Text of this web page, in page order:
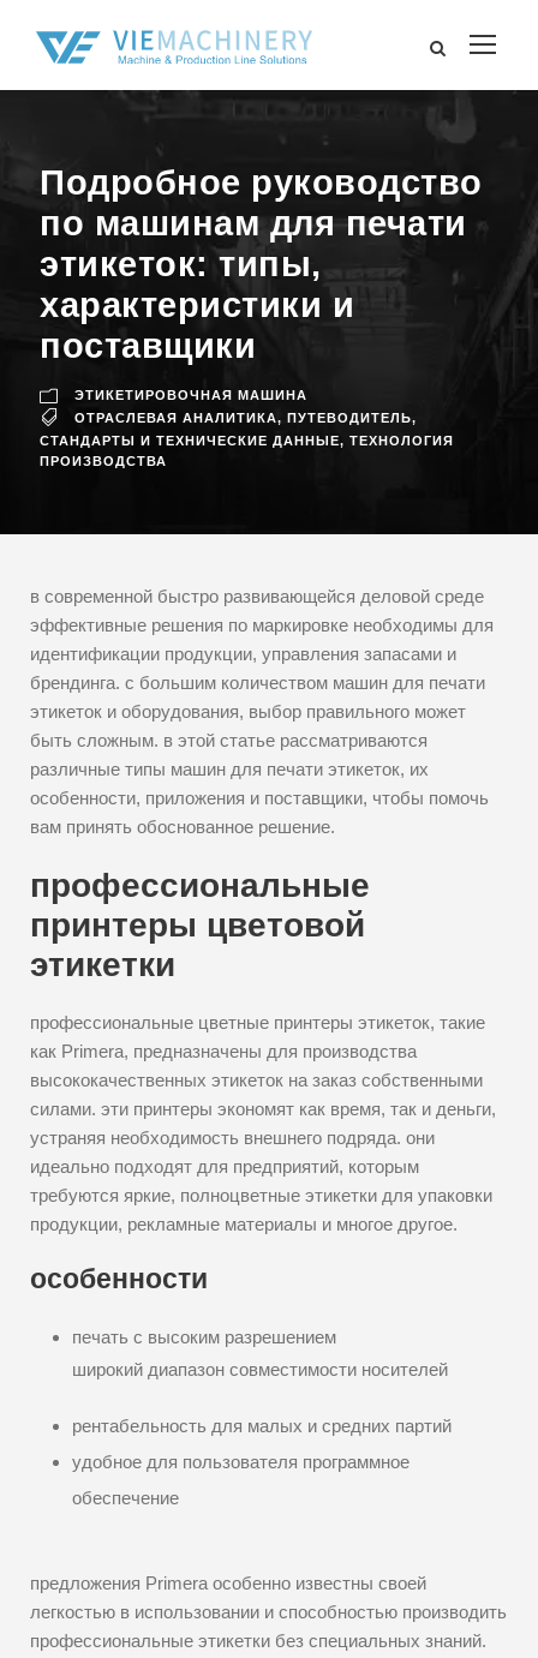
Подробное руководство
по машинам для печати
этикеток: типы,
характеристики и
поставщики
ЭТИКЕТИРОВОЧНАЯ МАШИНА
ОТРАСЛЕВАЯ АНАЛИТИКА, ПУТЕВОДИТЕЛЬ,
СТАНДАРТЫ И ТЕХНИЧЕСКИЕ ДАННЫЕ, ТЕХНОЛОГИЯ
ПРОИЗВОДСТВА
в современной быстро развивающейся деловой среде
эффективные решения по маркировке необходимы для
идентификации продукции, управления запасами и
брендинга. с большим количеством машин для печати
этикеток и оборудования, выбор правильного может
быть сложным. в этой статье рассматриваются
различные типы машин для печати этикеток, их
особенности, приложения и поставщики, чтобы помочь
вам принять обоснованное решение.
профессиональные
принтеры цветовой
этикетки
профессиональные цветные принтеры этикеток, такие
как Primera, предназначены для производства
высококачественных этикеток на заказ собственными
силами. эти принтеры экономят как время, так и деньги,
устраняя необходимость внешнего подряда. они
идеально подходят для предприятий, которым
требуются яркие, полноцветные этикетки для упаковки
продукции, рекламные материалы и многое другое.
особенности
печать с высоким разрешением
широкий диапазон совместимости носителей
рентабельность для малых и средних партий
удобное для пользователя программное
обеспечение
предложения Primera особенно известны своей
легкостью в использовании и способностью производить
профессиональные этикетки без специальных знаний.